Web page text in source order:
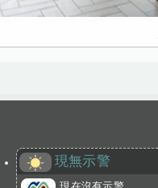
現無示警